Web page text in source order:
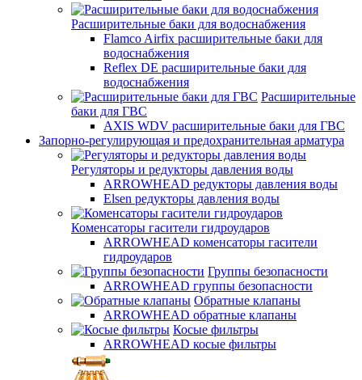
Расширительные баки для водоснабжения
Flamco Airfix расширительные баки для
водоснабжения
Reflex DЕ расширительные баки для
водоснабжения
Расширительные
баки для ГВС
AXIS WDV расширительные баки для ГВС
Запорно-регулирующая и предохранительная арматура
Регуляторы и редукторы давления воды
ARROWHEAD редукторы давления воды
Elsen редукторы давления воды
Коменсаторы гасители гидроударов
ARROWHEAD коменсаторы гасители
гидроударов
Группы безопасности
ARROWHEAD группы безопасности
Обратные клапаны
ARROWHEAD обратные клапаны
Косые фильтры
ARROWHEAD косые фильтры